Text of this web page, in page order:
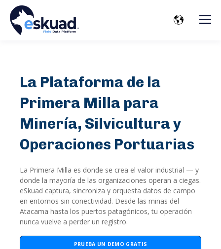
La Plataforma de la
Primera Milla para
Minería, Silvicultura y
Operaciones Portuarias
La Primera Milla es donde se crea el valor industrial — y
donde la mayoría de las organizaciones operan a ciegas.
eSkuad captura, sincroniza y orquesta datos de campo
en entornos sin conectividad. Desde las minas del
Atacama hasta los puertos patagónicos, tu operación
nunca vuelve a perder un registro.
PRUEBA UN DEMO GRATIS